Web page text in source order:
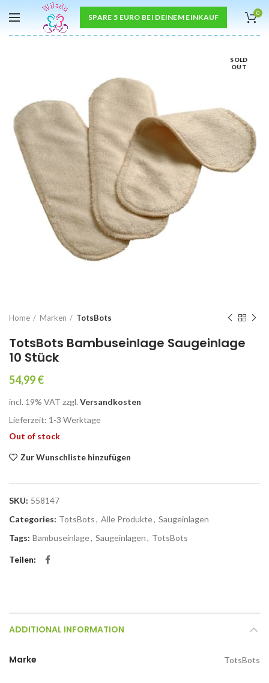
SPARE 5 EURO BEI DEINEM EINKAUF 0
SOLD
OUT
Home Marken TotsBots
TotsBots Bambuseinlage Saugeinlage
10 Stück
54,99€
incl. 19% VAT zzgl. Versandkosten
Lieferzeit: 1-3 Werk­ta­ge
Out of stock
Zur Wunschliste hinzufügen
SKU: 558147
Categories: TotsBots, Alle Produkte, Saugeinlagen
Tags: Bambuseinlage, Saugeinlagen, TotsBots
Teilen
ADDITIONAL INFORMATION
Marke TotsBots